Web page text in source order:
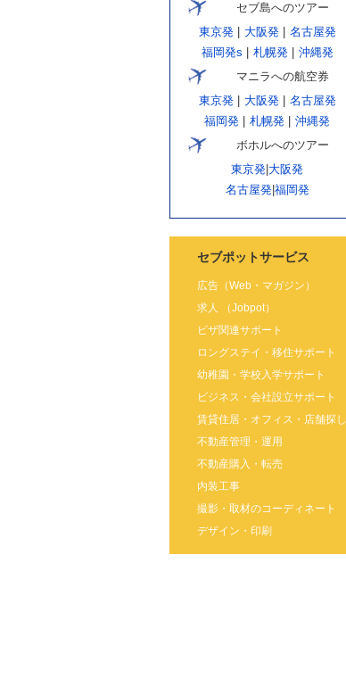
セブ島へのツアー
東京発| 大阪発| 名古屋発
福岡発s
札幌発| 沖縄発
マニラへの航空券
東京発| 大阪発| 名古屋発
福岡発
札幌発
沖縄発
ボホルへのツアー
東京発 大阪発
名古屋発| 福岡発
セブポットサービス
広告（Web・マガジン）
求人 （Jobpot）
ビザ関連サポート
ロングステイ・移住サポート
幼稚園・学校入学サポート
ビジネス・会社設立サポート
賃貸住居・オフィス・店舗探し
不動産管理・運用
不動産購入・転売
内装工事
撮影・取材のコーディネート
デザイン・印刷